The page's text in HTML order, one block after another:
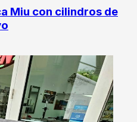
Miu con cilindros de